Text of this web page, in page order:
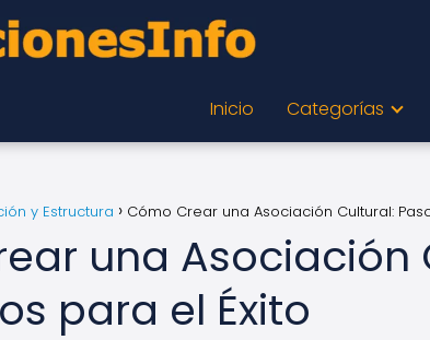
Inicio Categorías
y Estructura Cómo Crear una Asociación Cultural:
una Asociación
para el Éxito